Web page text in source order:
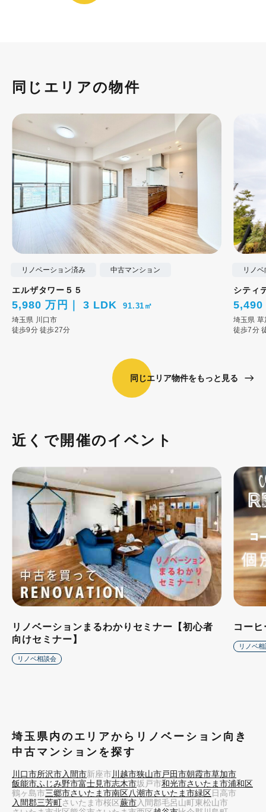
同じエリアの物件
リノベーション済み 中古マンション
エルザタワー５５
5,980 万円 3 LDK 91.31㎡
埼玉県 川口市
徒歩9分徒歩27分
リノ
シティ
5,490
埼玉県 草
徒歩7分
同じエリア物件をもっと見る
近くで開催のイベント
リノベーションまるわかりセミナー【初心者
向けセミナー】
リノベ相談会
コー
リノベ
埼玉県内のエリアからリノベーション向き
中古マンションを探す
川口市所沢市入間市新座市川越市狭山市戸田市朝霞市草加市
飯能市ふじみ野市富士見市志木市坂戸市和光市さいたま市浦和区
鶴ヶ島市三郷市さいたま市南区八潮市さいたま市緑区日高市
入間郡三芳町さいたま市桜区蕨市入間郡毛呂山町東松山市